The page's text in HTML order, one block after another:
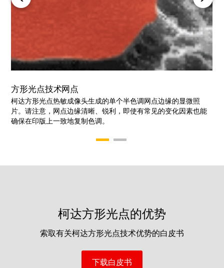
方形光点技术网点
柯达方形光点热敏成像头生成的单个半色调网点边缘的显微照
片。请注意，网点边缘清晰、锐利，即使有常见的变化因素也能
确保在印版上一致地复制色调。
传统高斯网点
传统热成像技术的一个半色调点边缘的显微照片。请注意，网点
边缘极为不规则，这是由于成像阈值变化造成的，将导致色调复
制不可预测。
柯达方形光点的优势
索取有关柯达方形光点技术优势的白皮书
下载白皮书